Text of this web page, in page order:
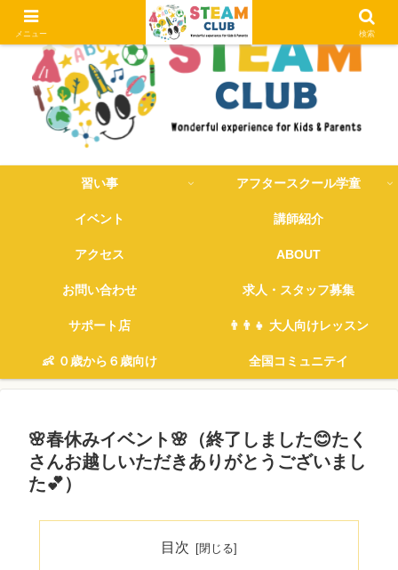
習い事 アフタースクール学童
イベント 講師紹介
アクセス ABOUT
お問い合わせ 求人・スタッフ募集
サポート店 👨‍👨‍👧 大人向けレッスン
👶 ０歳から６歳向け 全国コミュニテイ
🌸春休みイベント🌸（終了しました😊たく
さんお越しいただきありがとうございまし
た💕）
目次
メニュー 検索